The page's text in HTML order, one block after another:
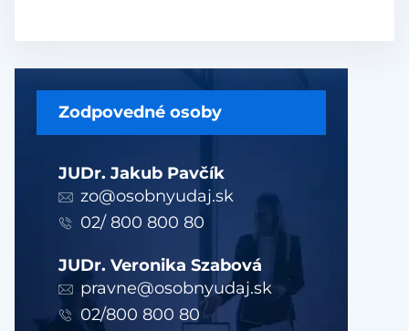
Zodpovedné osoby
JUDr. Jakub Pavčík
zo@osobnyudaj.sk
02/ 800 800 80
JUDr. Veronika Szabová
pravne@osobnyudaj.sk
02/800 800 80